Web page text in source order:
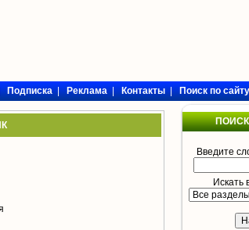
Подписка|Реклама|Контакты|Поиск по сайту
Введите
Искать